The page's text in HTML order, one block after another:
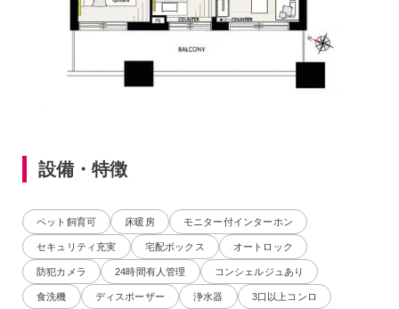
設備・特徴
ペット飼育可 床暖房 モニター付インターホン
セキュリティ充実 宅配ボックス オートロック
防犯カメラ 24時間有人管理 コンシェルジュあり
食洗機 ディスポーザー 浄水器 3口以上コンロ